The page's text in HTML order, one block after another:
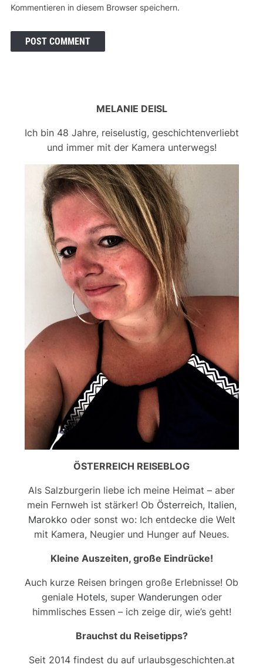
Kommentieren in diesem Browser speichern.
MELANIE DEISL
Ich bin 48 Jahre, reiselustig, geschichtenverliebt
und immer mit der Kamera unterwegs!
ÖSTERREICH REISEBLOG
Als Salzburgerin liebe ich meine Heimat – aber
mein Fernweh ist stärker! Ob Österreich, Italien,
Marokko oder sonst wo: Ich entdecke die Welt
mit Kamera, Neugier und Hunger auf Neues.
Kleine Auszeiten, große Eindrücke!
Auch kurze Reisen bringen große Erlebnisse! Ob
geniale Hotels, super Wanderungenoder
himmlisches Essen – ich zeige dir, wie’s geht!
Brauchst du Reisetipps?
Seit 2014 findest du auf urlaubsgeschichten.at